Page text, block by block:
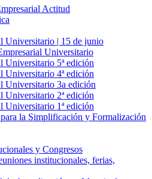
Actitud
Universitario | 15 de junio
Universitario
Universitario 5ª edición
Universitario 4ª edición
Universitario 3a edición
Universitario 2ª edición
Universitario 1ª edición
la Simplificación y Formalización
y Congresos
institucionales, ferias,